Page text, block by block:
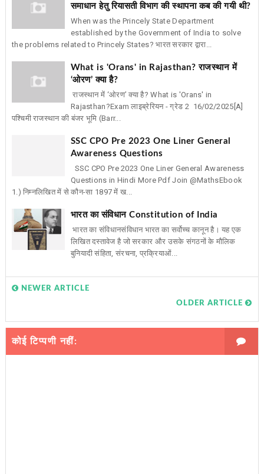
समाधान हेतु रियासती विभाग की स्थापना कब की गयी थी?
When was the Princely State Department
established by the Government of India to solve
the problems related to Princely States? भारत सरकार द्वारा...
What is 'Orans' in Rajasthan? राजस्थान में
‘ओरण’ क्या है?
राजस्थान में ‘ओरण’ क्या है? What is 'Orans' in
Rajasthan?Exam लाइब्रेरियन - ग्रेड 2 16/02/2025[A]
पश्चिमी राजस्थान की बंजर भूमि (Barr...
SSC CPO Pre 2023 One Liner General
Awareness Questions
SSC CPO Pre 2023 One Liner General Awareness
Questions in Hindi More Pdf Join @MathsEbook
1.) निम्नलिखित में से कौन-सा 1897 में ख...
भारत का संविधान Constitution of India
भारत का संविधानसंविधान भारत का सर्वोच्च कानून है। यह एक
लिखित दस्तावेज है जो सरकार और उसके संगठनों के मौलिक
बुनियादी संहिता, संरचना, प्रक्रियाओं...
NEWER ARTICLE
OLDER ARTICLE
कोई टिप्पणी नहीं: